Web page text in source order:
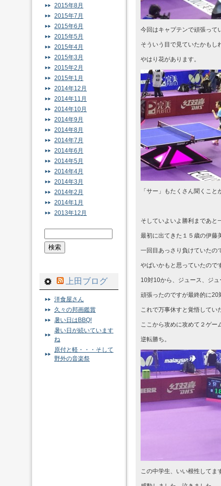
今回はキャプテンで頑張って
そういう目で見ていたかもし
やはり花があります。
「サー」もたくさん聞くこと
そしていよいよ勝利まであと
最初に出てきた１５歳の伊藤
一回目あっさり負けていたの
やばいかもと思っていたので
10対10から、ジュース、ジ
頑張ったのですが最終的に20
これで万事休すと覚悟してい
ここから攻めに攻めて２ゲー
逆転勝ち。
この中学生、いい根性してま
2015年8月
2015年7月
2015年6月
2015年5月
2015年4月
2015年3月
2015年2月
2015年1月
2014年12月
2014年11月
2014年10月
2014年9月
2014年8月
2014年7月
2014年6月
2014年5月
2014年4月
2014年3月
2014年2月
2014年1月
2013年12月
上田ブログ
洋食屋さん
久々の邦画鑑賞
暑い日はBBQ!
暑い日が続いています
ね
原付と軽・・・そして
野外の音楽祭